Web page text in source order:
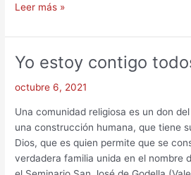
Leer más »
Yo estoy contigo
octubre 6, 2021
Una comunidad religiosa es un don
una construcción humana, que tiene
Dios, que es quien permite que se
verdadera familia unida en el nombre
Yo
contigo
días